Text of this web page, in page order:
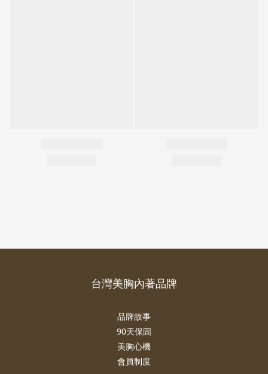
台灣美胸內著品牌
品牌故事
90天保固
美胸心機
會員制度